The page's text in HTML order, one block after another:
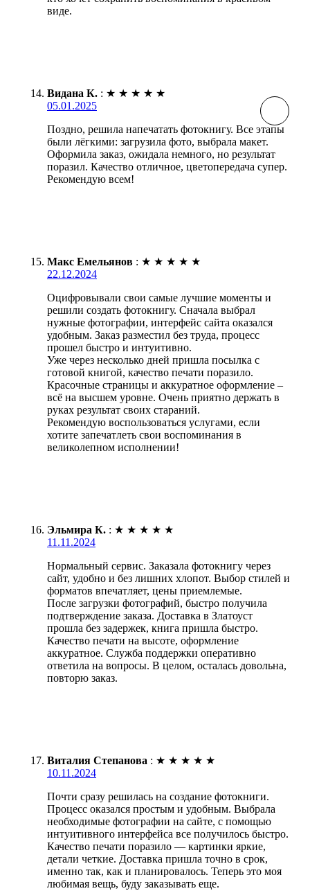
виде.
Видана К. : ★ ★ ★ ★ ★
05.01.2025
Поздно, решила напечатать фотокнигу. Все этапы
были лёгкими: загрузила фото, выбрала макет.
Оформила заказ, ожидала немного, но результат
поразил. Качество отличное, цветопередача супер.
Рекомендую всем!
Макс Емельянов : ★ ★ ★ ★ ★
22.12.2024
Оцифровывали свои самые лучшие моменты и
решили создать фотокнигу. Сначала выбрал
нужные фотографии, интерфейс сайта оказался
удобным. Заказ разместил без труда, процесс
прошел быстро и интуитивно.
Уже через несколько дней пришла посылка с
готовой книгой, качество печати поразило.
Красочные страницы и аккуратное оформление –
всё на высшем уровне. Очень приятно держать в
руках результат своих стараний.
Рекомендую воспользоваться услугами, если
хотите запечатлеть свои воспоминания в
великолепном исполнении!
Эльмира К. : ★ ★ ★ ★ ★
11.11.2024
Нормальный сервис. Заказала фотокнигу через
сайт, удобно и без лишних хлопот. Выбор стилей и
форматов впечатляет, цены приемлемые.
После загрузки фотографий, быстро получила
подтверждение заказа. Доставка в Златоуст
прошла без задержек, книга пришла быстро.
Качество печати на высоте, оформление
аккуратное. Служба поддержки оперативно
ответила на вопросы. В целом, осталась довольна,
повторю заказ.
Виталия Степанова : ★ ★ ★ ★ ★
10.11.2024
Почти сразу решилась на создание фотокниги.
Процесс оказался простым и удобным. Выбрала
необходимые фотографии на сайте, с помощью
интуитивного интерфейса все получилось быстро.
Качество печати поразило — картинки яркие,
детали четкие. Доставка пришла точно в срок,
именно так, как и планировалось. Теперь это моя
любимая вещь, буду заказывать еще.